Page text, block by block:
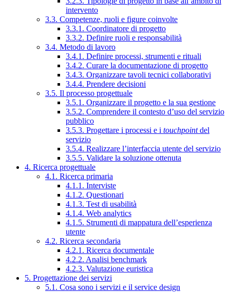
intervento
3.3. Competenze, ruoli e figure coinvolte
3.3.1. Coordinatore di progetto
3.3.2. Definire ruoli e responsabilità
3.4. Metodo di lavoro
3.4.1. Definire processi, strumenti e rituali
3.4.2. Curare la documentazione di progetto
3.4.3. Organizzare tavoli tecnici collaborativi
3.4.4. Prendere decisioni
3.5. Il processo progettuale
3.5.1. Organizzare il progetto e la sua gestione
3.5.2. Comprendere il contesto d’uso del servizio
pubblico
3.5.3. Progettare i processi e i touchpointdel
servizio
3.5.4. Realizzare l’interfaccia utente del servizio
3.5.5. Validare la soluzione ottenuta
4. Ricerca progettuale
4.1. Ricerca primaria
4.1.1. Interviste
4.1.2. Questionari
4.1.3. Test di usabilità
4.1.4. Web analytics
4.1.5. Strumenti di mappatura dell’esperienza
utente
4.2. Ricerca secondaria
4.2.1. Ricerca documentale
4.2.2. Analisi benchmark
4.2.3. Valutazione euristica
5. Progettazione dei servizi
5.1. Cosa sono i servizi e il service design